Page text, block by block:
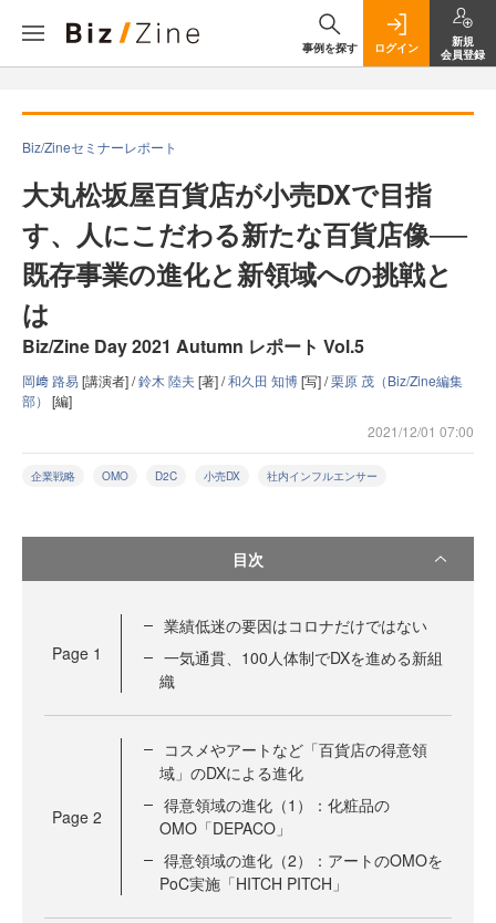
事例を探す ログイン
新規
会員登録
Biz/Zineセミナーレポート
大丸松坂屋百貨店が小売DXで目指
す、人にこだわる新たな百貨店像──
既存事業の進化と新領域への挑戦と
は
Biz/Zine Day 2021 Autumn レポート Vol.5
岡﨑 路易[講演者] /鈴木 陸夫 [著] /和久田 知博[写] /栗原 茂（Biz/Zine編集
部） [編]
2021/12/01 07:00
企業戦略 OMO D2C 小売DX 社内インフルエンサー
目次
Page 1
業績低迷の要因はコロナだけではない
一気通貫、100人体制でDXを進める新組
織
Page 2
コスメやアートなど「百貨店の得意領
域」のDXによる進化
得意領域の進化（1）：化粧品の
OMO「DEPACO」
得意領域の進化（2）：アートのOMOを
PoC実施「HITCH PITCH」